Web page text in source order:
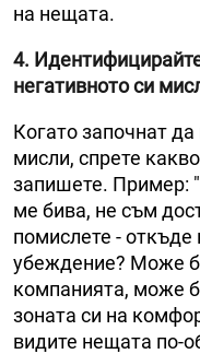
на нещата.
4.
негативното си
Когато започнат
мисли, спрете
запишете. Пример:
ме бива, не съм
помислете -
убеждение? Може
компанията, може
зоната си на
видите нещата по-